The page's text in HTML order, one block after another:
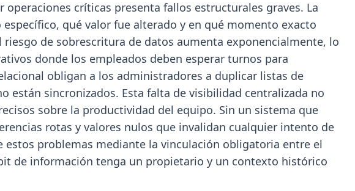
críticas presenta fallos estructurales graves. La
qué valor fue alterado y en qué momento exacto
de sobrescritura de datos aumenta exponencialmente, lo
donde los empleados deben esperar turnos para
obligan a los administradores a duplicar listas de
sincronizados. Esta falta de visibilidad centralizada no
sobre la productividad del equipo. Sin un sistema que
rotas y valores nulos que invalidan cualquier intento de
problemas mediante la vinculación obligatoria entre el
de información tenga un propietario y un contexto histórico